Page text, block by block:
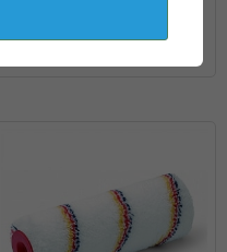
Sprossepensel nr. 10